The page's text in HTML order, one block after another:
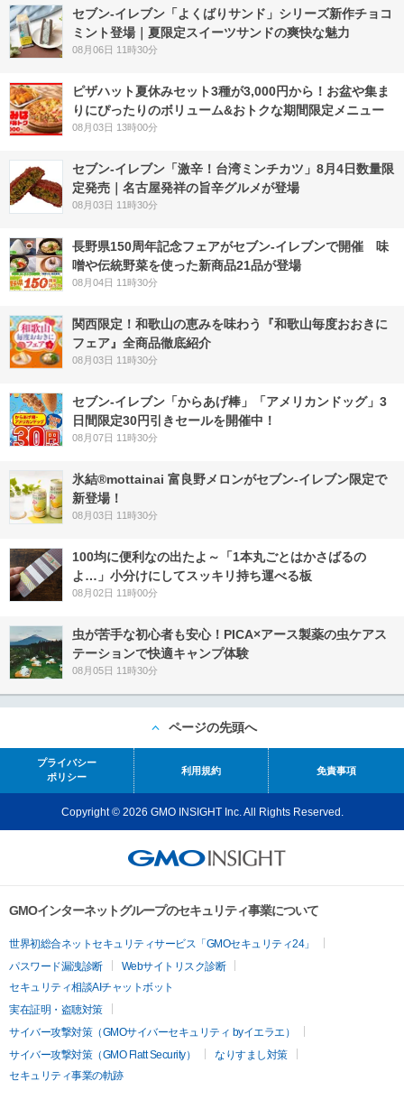
セブン‐イレブン「よくばりサンド」シリーズ新作チョコ
ミント登場｜夏限定スイーツサンドの爽快な魅力
08月06日 11時30分
ピザハット夏休みセット3種が3,000円から！お盆や集ま
りにぴったりのボリューム&おトクな期間限定メニュー
08月03日 13時00分
セブン-イレブン「激辛！台湾ミンチカツ」8月4日数量限
定発売｜名古屋発祥の旨辛グルメが登場
08月03日 11時30分
長野県150周年記念フェアがセブン-イレブンで開催 味
噌や伝統野菜を使った新商品21品が登場
08月04日 11時30分
関西限定！和歌山の恵みを味わう『和歌山毎度おおきに
フェア』全商品徹底紹介
08月03日 11時30分
セブン‐イレブン「からあげ棒」「アメリカンドッグ」3
日間限定30円引きセールを開催中！
08月07日 11時30分
氷結®mottainai 富良野メロンがセブン‐イレブン限定で
新登場！
08月03日 11時30分
100均に便利なの出たよ～「1本丸ごとはかさばるの
よ…」小分けにしてスッキリ持ち運べる板
08月02日 11時00分
虫が苦手な初心者も安心！PICA×アース製薬の虫ケアス
テーションで快適キャンプ体験
08月05日 11時30分
ページの先頭へ
プライバシー
ポリシー
利用規約 免責事項
Copyright © 2026 GMO INSIGHT Inc. All Rights Reserved.
GMOインターネットグループのセキュリティ事業について
世界初総合ネットセキュリティサービス「GMOセキュリティ24」
パスワード漏洩診断
Webサイトリスク診断
セキュリティ相談AIチャットボット
実在証明・盗聴対策
サイバー攻撃対策（GMOサイバーセキュリティ byイエラエ）
サイバー攻撃対策（GMO Flatt Security）
なりすまし対策
セキュリティ事業の軌跡